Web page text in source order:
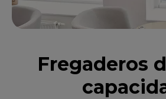
Fregaderos